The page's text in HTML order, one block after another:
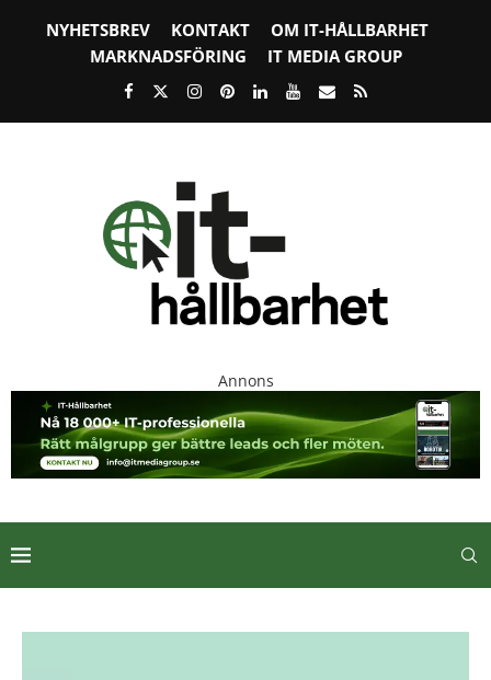
NYHETSBREV KONTAKT
OM IT-HÅLLBARHET
MARKNADSFÖRING
IT MEDIA GROUP
Annons